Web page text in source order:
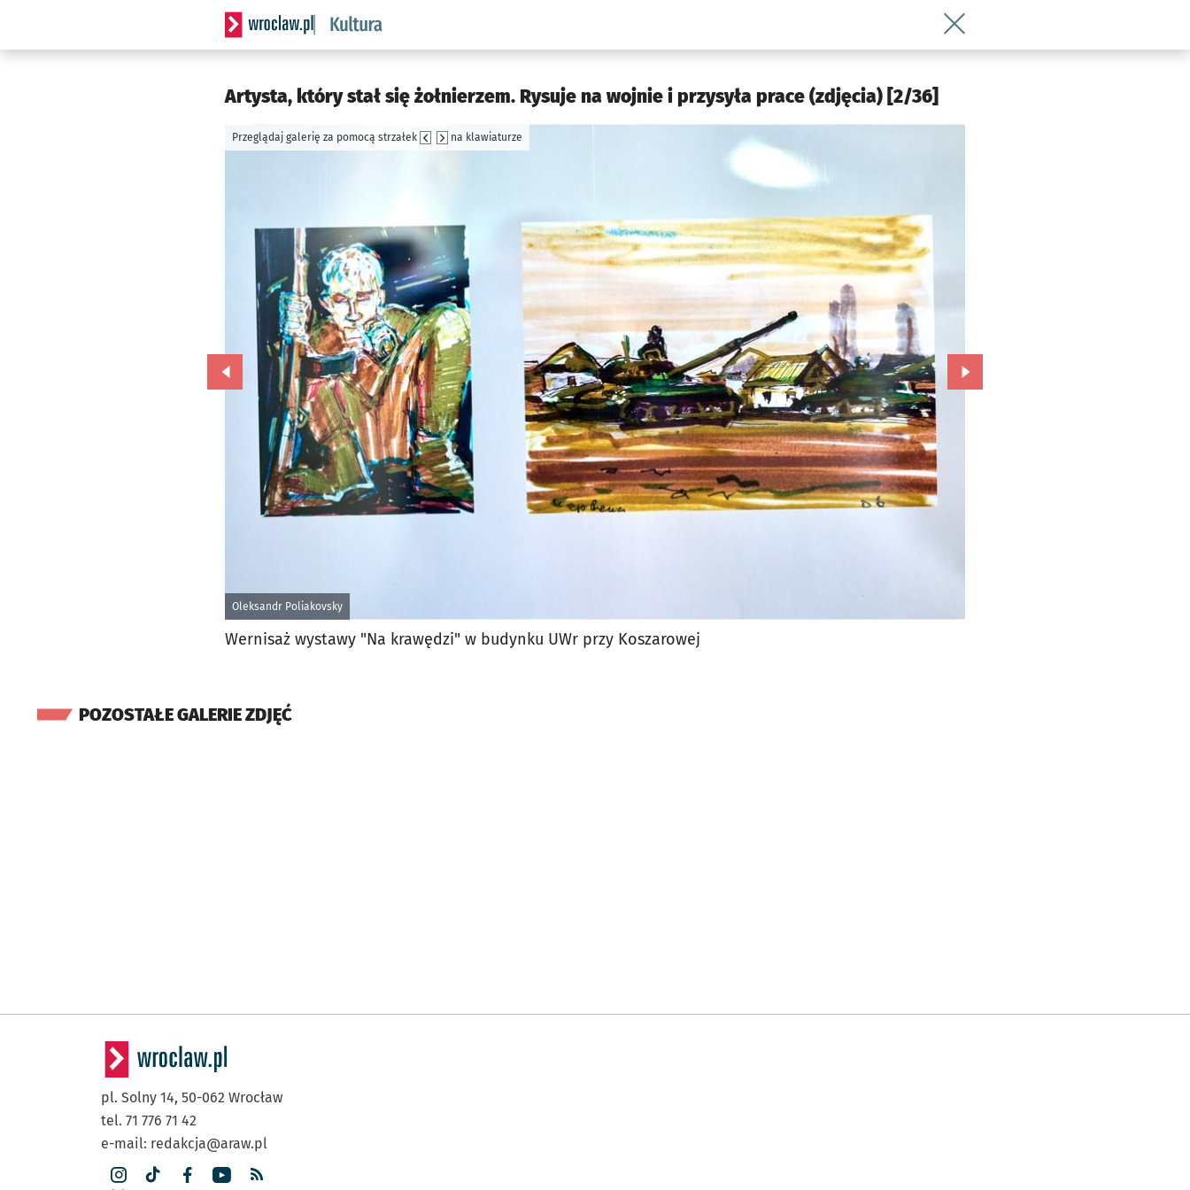
Serwis informacyjny wroclaw.pl podserwis: Kultura
Wróć do artykułu Artysta, który stał
Artysta, który stał się żołnierzem. Rysuje na wojnie i przysyła prace (zdjęcia) [2/36]
Oleksandr Poliakovsky
Przeglądaj galerię za pomocą strzałek na klawiaturze
Przejdź do poprzedniego zdjęcia. Przejdź do kolejnego zdjęcia.
Wernisaż wystawy "Na krawędzi" w budynku UWr przy Koszarowej
POZOSTAŁE GALERIE ZDJĘĆ
pl. Solny 14, 50-062 Wrocław
tel. 71 776 71 42
e-mail: redakcja@araw.pl